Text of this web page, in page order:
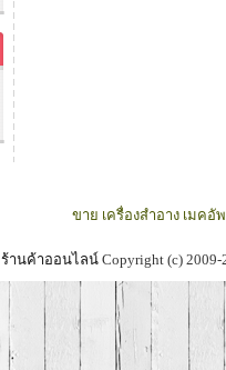
ขาย เครื่องสำอาง เมค
ร้านค้าออนไลน์Copyright (c)